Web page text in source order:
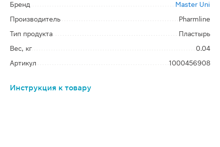
Бренд
Master Uni
Производитель
Pharmline
Тип продукта
Пластырь
Вес, кг
0.04
Артикул
1000456908
Инструкция к товару